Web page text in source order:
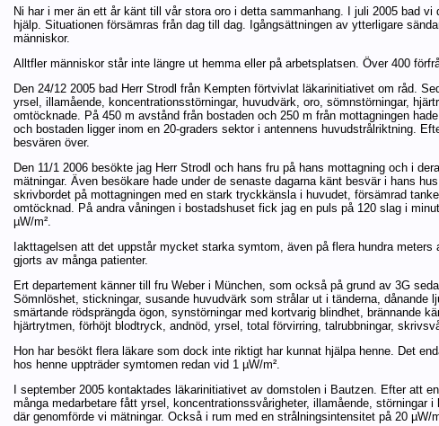
Ni har i mer än ett år känt till vår stora oro i detta sammanhang. I juli 2005 bad
hjälp. Situationen försämras från dag till dag. Igångsättningen av ytterligare
människor.
Alltfler människor står inte längre ut hemma eller på arbetsplatsen. Över 400
Den 24/12 2005 bad Herr Strodl från Kempten förtvivlat läkarinitiativet om råd.
yrsel, illamående, koncentrationsstörningar, huvudvärk, oro, sömnstörningar,
omtöcknade. På 450 m avstånd från bostaden och 250 m från mottagningen
och bostaden ligger inom en 20-graders sektor i antennens huvudstrålriktning.
besvären över.
Den 11/1 2006 besökte jag Herr Strodl och hans fru på hans mottagning och i
mätningar. Även besökare hade under de senaste dagarna känt besvär i hans
skrivbordet på mottagningen med en stark tryckkänsla i huvudet, försämrad
omtöcknad. På andra våningen i bostadshuset fick jag en puls på 120 slag i
µW/m².
Iakttagelsen att det uppstår mycket starka symtom, även på flera hundra
gjorts av många patienter.
Ert departement känner till fru Weber i München, som också på grund av 3G
Sömnlöshet, stickningar, susande huvudvärk som strålar ut i tänderna, dånande
smärtande rödsprängda ögon, synstörningar med kortvarig blindhet, brännande
hjärtrytmen, förhöjt blodtryck, andnöd, yrsel, total förvirring, talrubbningar,
Hon har besökt flera läkare som dock inte riktigt har kunnat hjälpa henne. Det
hos henne uppträder symtomen redan vid 1 µW/m².
I september 2005 kontaktades läkarinitiativet av domstolen i Bautzen. Efter att
många medarbetare fått yrsel, koncentrationssvårigheter, illamående, störningar
där genomförde vi mätningar. Också i rum med en strålningsintensitet på 20 µW/